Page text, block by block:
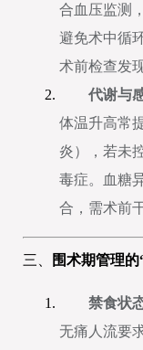
合血压监测
避免术中循
术前检查发
代谢与
体温升高常
炎），若未
毒症。血糖
合，需术前
三、 围术期管理
禁食状
无痛人流要